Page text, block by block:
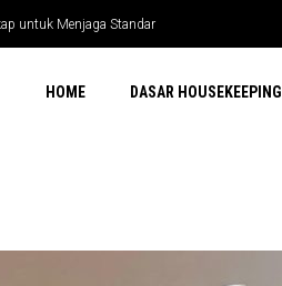
untuk Menjaga Standar
HOME DASAR HOUSEKEEPING